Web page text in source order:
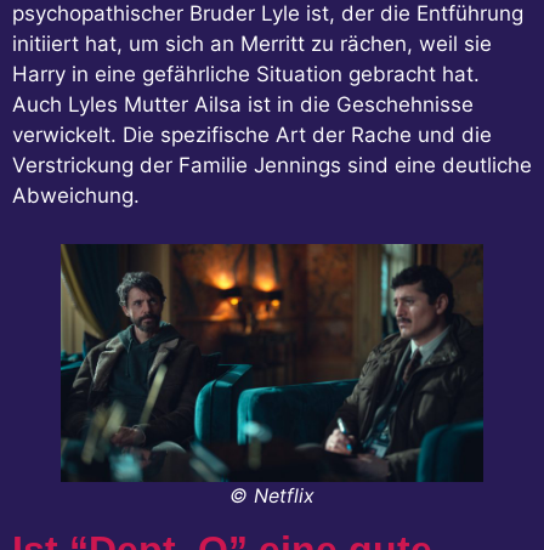
psychopathischer Bruder Lyle ist, der die Entführung
initiiert hat, um sich an Merritt zu rächen, weil sie
Harry in eine gefährliche Situation gebracht hat.
Auch Lyles Mutter Ailsa ist in die Geschehnisse
verwickelt. Die spezifische Art der Rache und die
Verstrickung der Familie Jennings sind eine deutliche
Abweichung.
© Netflix